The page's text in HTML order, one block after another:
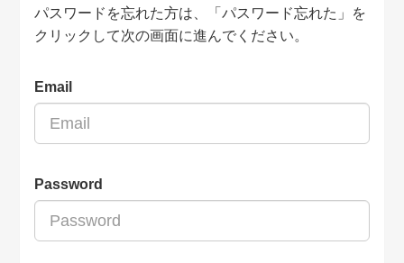
パスワードを忘れた方は、「パスワード忘れた」を
クリックして次の画面に進んでください。
Email
Password